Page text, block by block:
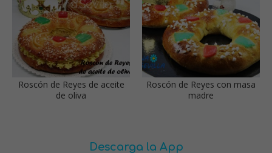
Roscón de Reyes de aceite
de oliva
Roscón de Reyes con masa
madre
Descarga la App